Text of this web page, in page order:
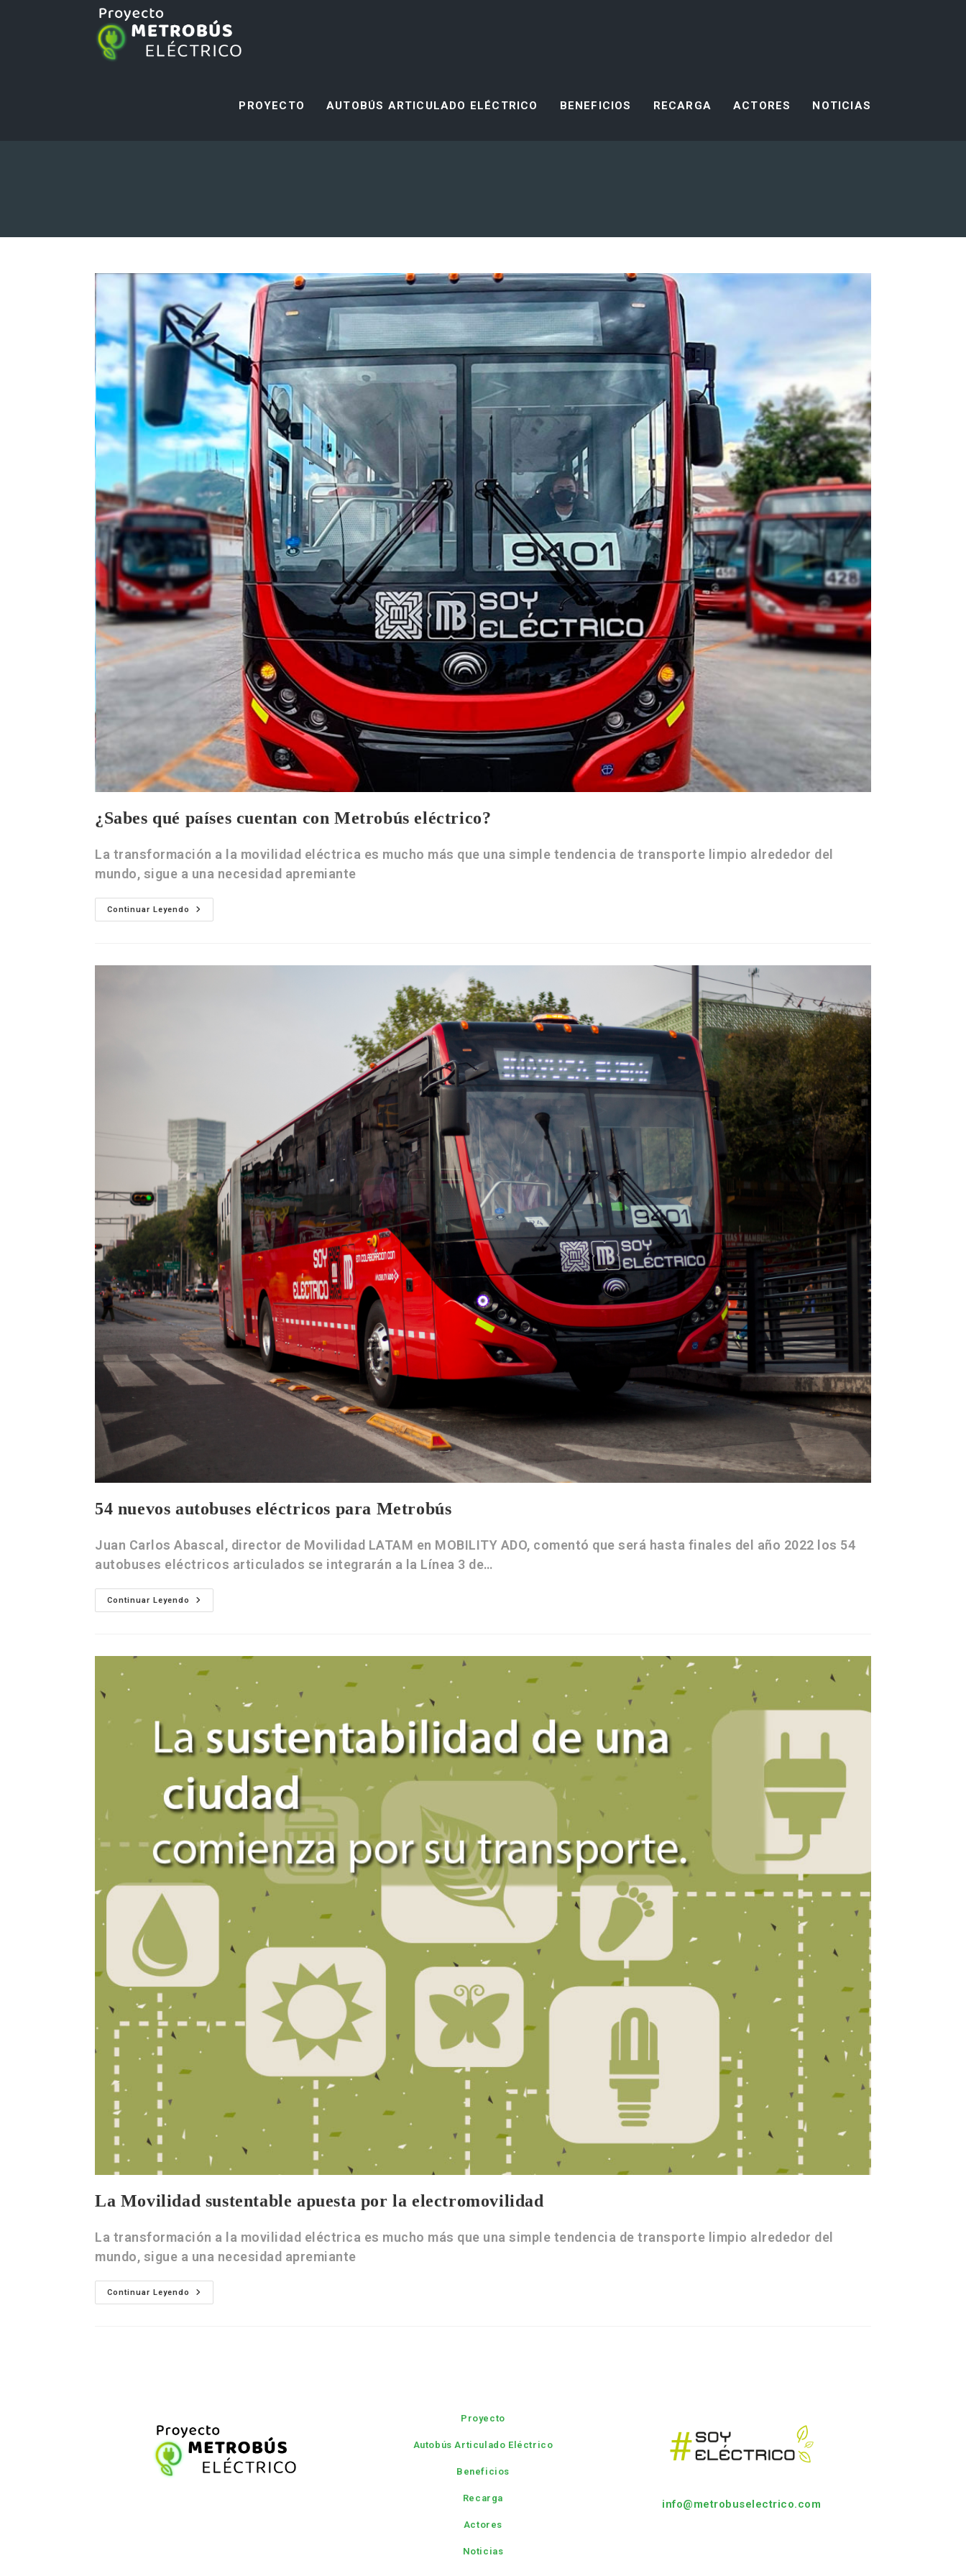
PROYECTO AUTOBÚS ARTICULADO ELÉCTRICO BENEFICIOS RECARGA ACTORES NOTICIAS
¿Sabes qué países cuentan con Metrobús eléctrico?
La transformación a la movilidad eléctrica es mucho más que una simple tendencia de transporte limpio alrededor del
mundo, sigue a una necesidad apremiante
Continuar Leyendo
54 nuevos autobuses eléctricos para Metrobús
Juan Carlos Abascal, director de Movilidad LATAM en MOBILITY ADO, comentó que será hasta finales del año 2022 los 54
autobuses eléctricos articulados se integrarán a la Línea 3 de…
Continuar Leyendo
La Movilidad sustentable apuesta por la electromovilidad
La transformación a la movilidad eléctrica es mucho más que una simple tendencia de transporte limpio alrededor del
mundo, sigue a una necesidad apremiante
Continuar Leyendo
Proyecto
Autobús Articulado Eléctrico
Beneficios
Recarga
Actores
Noticias
info@metrobuselectrico.com